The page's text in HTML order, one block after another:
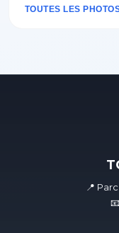
TOUTES LES
📍